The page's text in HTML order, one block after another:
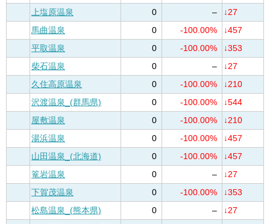
上塩原温泉
0 –
↓27
馬曲温泉
0 -100.00%
↓457
平取温泉
0 -100.00%
↓353
柴石温泉
0 –
↓27
久住高原温泉
0 -100.00%
↓210
沢渡温泉_(群馬県)
0 -100.00%
↓544
屋敷温泉
0 -100.00%
↓210
湯浜温泉
0 -100.00%
↓457
山田温泉_(北海道)
0 -100.00%
↓457
篭岩温泉
0 –
↓27
下賀茂温泉
0 -100.00%
↓353
松島温泉_(熊本県)
0 –
↓27